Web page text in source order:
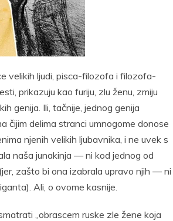
velikih ljudi, pisca-filozofa i filozofa-
prikazuju kao furiju, zlu ženu, zmiju
genija. Ili, tačnije, jednog genija
čijim delima stranci umnogome donose
njenih velikih ljubavnika, i ne uvek s
naša junakinja — ni kod jednog od
zašto bi ona izabrala upravo njih — ni
Ali, o ovome kasnije.
„obrascem ruske zle žene koja